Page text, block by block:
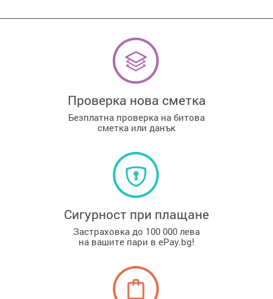
Проверка нова сметка
Безплатна проверка на битова
сметка или данък
Сигурност при плащане
Застраховка до 100 000 лева
на вашите пари в ePay.bg!